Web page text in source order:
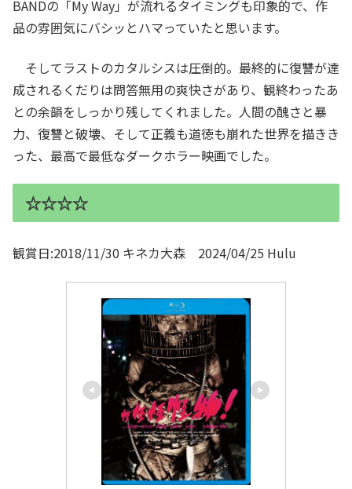
BANDの「My Way」が流れるタイミングも印象的で、作
品の雰囲気にバシッとハマっていたと思います。
そしてラストのカタルシスは圧倒的。最終的に復讐が達
成されるくだりは問答無用の爽快さがあり、観終わったあ
との余韻をしっかり残してくれました。人間の醜さと暴
力、復讐と破壊、そして正義も道徳も崩れた世界を描きき
った、最高で最低なダークホラー映画でした。
☆☆☆☆
観賞日:2018/11/30 キネカ大森 2024/04/25 Hulu